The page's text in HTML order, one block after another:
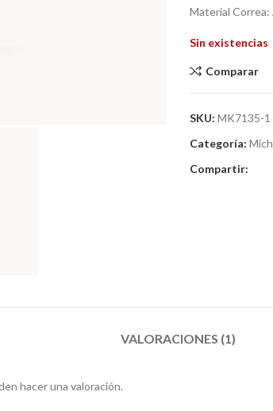
Material
Sin existencias
Comparar
SKU: MK7135-1
Categoría:
Compartir:
VALORACIONES (1)
hacer una valoración.